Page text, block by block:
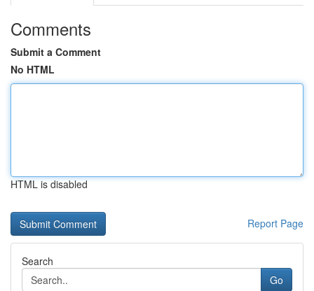
Comments
Submit a Comment
No HTML
HTML is disabled
Report Page
Search
Go